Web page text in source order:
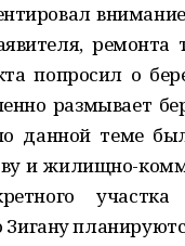
попросил о
размывает
данной теме
и жилищно-
Зигану